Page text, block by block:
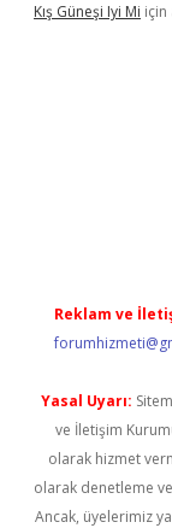
Kış Güneşi Iyi Mi için
Reklam ve
Yasal Uyarı:
ve İletişim
olarak hizmet
olarak denetleme
Ancak, üyelerimiz